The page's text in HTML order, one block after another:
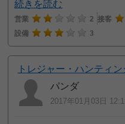
続きを読む
営業 2 接客
設備
3
トレジャー・ハンティン
パンダ
2017年01月03日